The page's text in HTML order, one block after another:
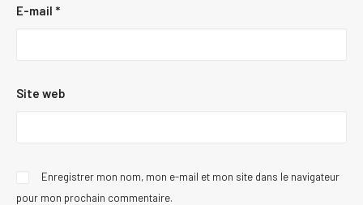
E-mail *
Site web
Enregistrer mon nom, mon e-mail et mon site dans le navigateur
pour mon prochain commentaire.